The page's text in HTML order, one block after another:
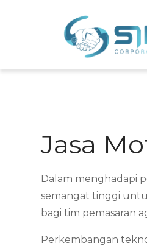
Jasa
Dalam menghadapi
semangat tinggi
bagi tim pemasaran
Perkembangan